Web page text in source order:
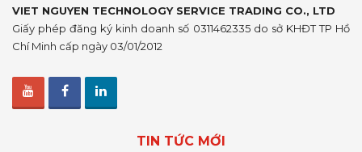
VIET NGUYEN TECHNOLOGY SERVICE TRADING CO., LTD
Giấy phép đăng ký kinh doanh số 0311462335 do sở KHĐT TP Hồ
Chí Minh cấp ngày 03/01/2012
TIN TỨC MỚI